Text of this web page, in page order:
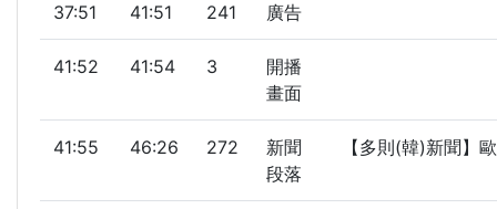
37:51 41:51 241 廣告
41:52 41:54 3
開播
畫面
41:55 46:26 272
新聞
段落
【多則(韓)新聞】